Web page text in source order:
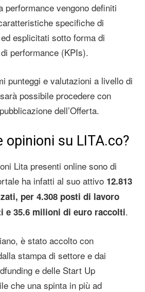
performance vengono definiti
specifiche di
esplicitati sotto forma di
performance (KPIs).
punteggi e valutazioni a livello di
possibile procedere con
dell’Offerta.
opinioni su LITA.co?
Lita presenti online sono di
ha infatti al suo attivo 12.813
per 4.308 posti di lavoro
e 35.6 milioni di euro raccolti.
è stato accolto con
stampa di settore e dai
e delle Start Up
che una spinta in più ad